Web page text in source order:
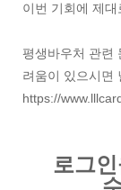
이번 기회에 제
평생바우처 관련
려움이 있으시면
https://